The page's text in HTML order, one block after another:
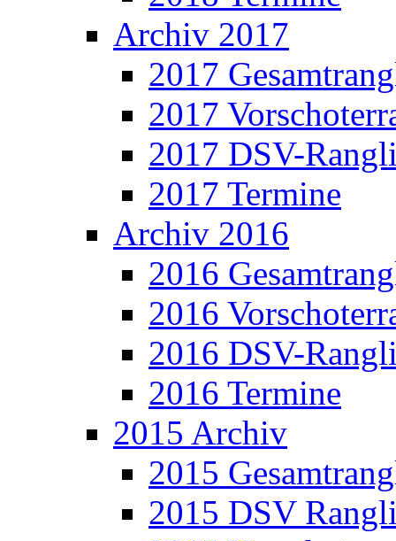
Archiv 2017
2017
2017
2017 DSV-
2017 Termine
Archiv 2016
2016
2016
2016 DSV-
2016 Termine
2015 Archiv
2015
2015 DSV